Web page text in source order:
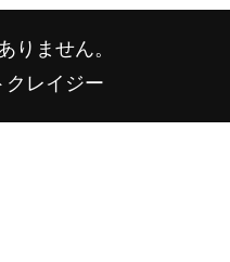
りません。
クレイジー